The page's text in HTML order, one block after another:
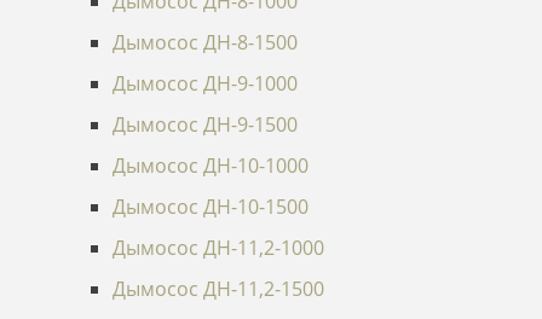
Дымосос ДН-8-1500
Дымосос ДН-9-1000
Дымосос ДН-9-1500
Дымосос ДН-10-1000
Дымосос ДН-10-1500
Дымосос ДН-11,2-1000
Дымосос ДН-11,2-1500